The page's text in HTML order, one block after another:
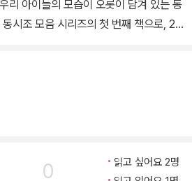
함께 생활해 온 이일숙 선생님의 동시조
동안 학교에서 같이 생활하면서 겪었던
바꾸는 날》은 전체 3부로 구성되어 있으
0
읽고 싶어요 2명